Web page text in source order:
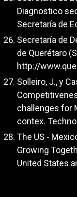
Diagnostico
Secretaría de
Secretaría de
de Querétaro
http://
Solleiro, J., y
challenges for
contex.
The US -
Growing
United States